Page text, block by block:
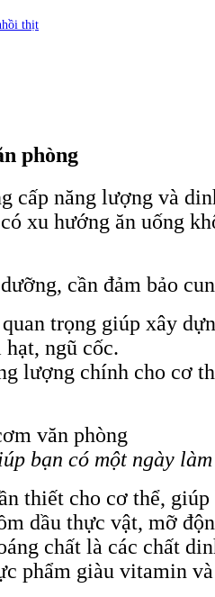
thịt
phòng
cấp năng lượng và
xu hướng ăn uống
cần đảm bảo
trọng giúp xây
ngũ cốc.
lượng chính cho cơ
bạn có một ngày
thiết cho cơ thể,
dầu thực vật, mỡ
chất là các chất
phẩm giàu vitamin